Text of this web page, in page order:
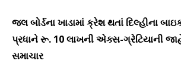
જલ બોર્ડના ખાડામાં ક્રેશ થતાં દિલ્હીના
પ્રધાને રૂ. 10 લાખની એક્સ-ગ્રેટિયાની
સમાચાર